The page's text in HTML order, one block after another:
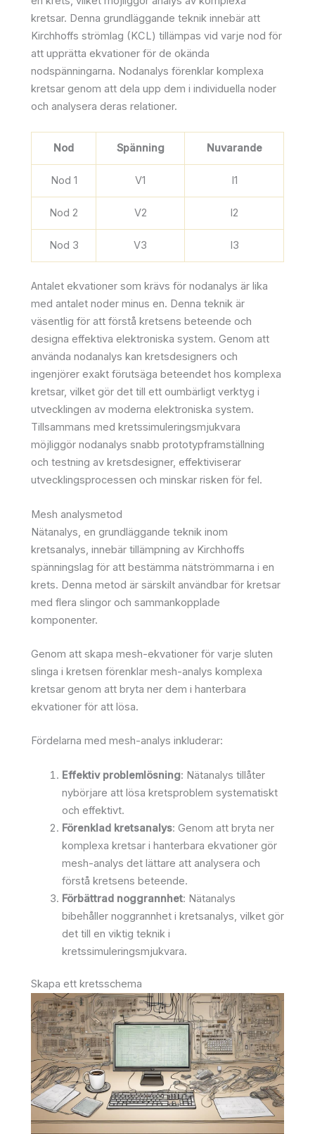
kretsar. Denna grundläggande teknik innebär att
Kirchhoffs strömlag (KCL) tillämpas vid varje nod för
att upprätta ekvationer för de okända
nodspänningarna. Nodanalys förenklar komplexa
kretsar genom att dela upp dem i individuella noder
och analysera deras relationer.
Nod Spänning Nuvarande
Nod 1 V1 I1
Nod 2 V2 I2
Nod 3 V3 I3
Antalet ekvationer som krävs för nodanalys är lika
med antalet noder minus en. Denna teknik är
väsentlig för att förstå kretsens beteende och
designa effektiva elektroniska system. Genom att
använda nodanalys kan kretsdesigners och
ingenjörer exakt förutsäga beteendet hos komplexa
kretsar, vilket gör det till ett oumbärligt verktyg i
utvecklingen av moderna elektroniska system.
Tillsammans med kretssimuleringsmjukvara
möjliggör nodanalys snabb prototypframställning
och testning av kretsdesigner, effektiviserar
utvecklingsprocessen och minskar risken för fel.
Mesh analysmetod
Nätanalys, en grundläggande teknik inom
kretsanalys, innebär tillämpning av Kirchhoffs
spänningslag för att bestämma nätströmmarna i en
krets. Denna metod är särskilt användbar för kretsar
med flera slingor och sammankopplade
komponenter.
Genom att skapa mesh-ekvationer för varje sluten
slinga i kretsen förenklar mesh-analys komplexa
kretsar genom att bryta ner dem i hanterbara
ekvationer för att lösa.
Fördelarna med mesh-analys inkluderar:
Effektiv problemlösning: Nätanalys tillåter
nybörjare att lösa kretsproblem systematiskt
och effektivt.
Förenklad kretsanalys: Genom att bryta ner
komplexa kretsar i hanterbara ekvationer gör
mesh-analys det lättare att analysera och
förstå kretsens beteende.
Förbättrad noggrannhet: Nätanalys
bibehåller noggrannhet i kretsanalys, vilket gör
det till en viktig teknik i
kretssimuleringsmjukvara.
Skapa ett kretsschema